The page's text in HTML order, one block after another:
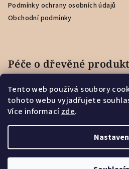
Tento web používá soubory
tohoto webu vyjadřujete
Více informacízde.
Podmínky ochrany osobních údajů
Obchodní podmínky
Péče o dřevěné
Jak se starat o
Jak se starat o